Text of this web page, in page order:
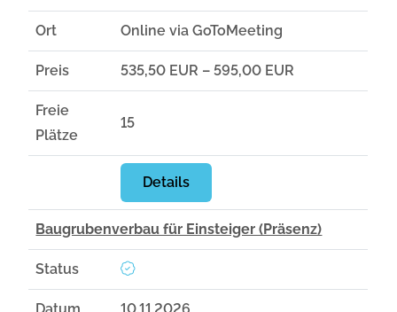
Ort Online via GoToMeeting
Preis 535,50 EUR – 595,00 EUR
Freie
Plätze
15
Details
Baugrubenverbau für Einsteiger (Präsenz)
Status